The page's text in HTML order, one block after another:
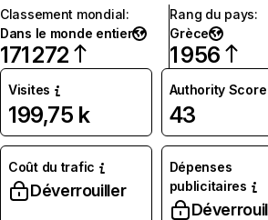
Classement mondial:
Dans le monde entier
171 272
Rang du pays:
Grèce
1 956
Visites
199,75 k
Authority Score
43
Coût du trafic
Déverrouiller
Dépenses
publicitaires